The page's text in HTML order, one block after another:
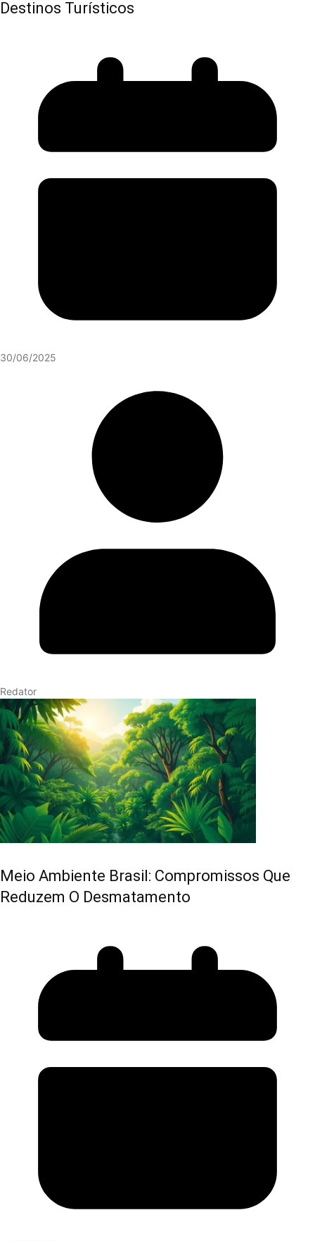
Destinos Turísticos
30/06/2025
Redator
Meio Ambiente Brasil: Compromissos Que
Reduzem O Desmatamento